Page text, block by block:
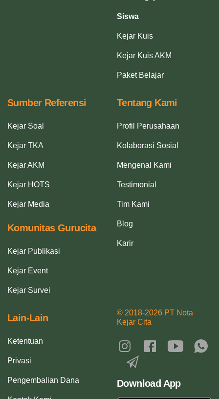
Siswa
Kejar Kuis
Kejar Kuis AKM
Paket Belajar
Sumber Referensi
Kejar Soal
Kejar TKA
Kejar AKM
Kejar HOTS
Kejar Media
Komunitas Gurucita
Kejar Publikasi
Kejar Event
Kejar Survei
Tentang Kami
Profil Perusahaan
Kolaborasi Sosial
Mengenal Kami
Testimonial
Tim Kami
Blog
Karir
Lain-Lain
Ketentuan
Privasi
Pengembalian Dana
© 2018-2026 PT Nota
Kejar Cita
Download App